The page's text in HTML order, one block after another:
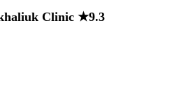
Clinic ★9.3